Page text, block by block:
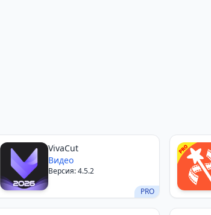
PRO
VivaCut
Видео
Версия: 4.5.2